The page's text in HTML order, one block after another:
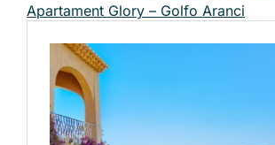
Apartament Glory – Golfo Aranci